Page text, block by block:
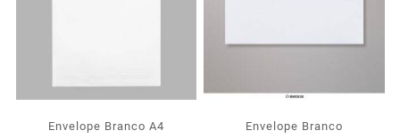
Envelope Branco A4
Envelope Branco